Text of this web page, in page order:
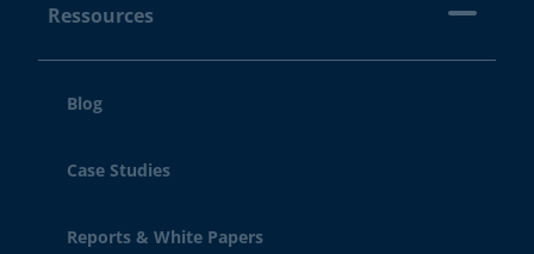
Ressources
Blog
Case Studies
Reports & White Papers